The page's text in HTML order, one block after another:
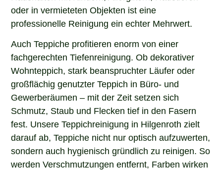
oder in vermieteten Objekten ist eine
professionelle Reinigung ein echter Mehrwert.
Auch Teppiche profitieren enorm von einer
fachgerechten Tiefenreinigung. Ob dekorativer
Wohnteppich, stark beanspruchter Läufer oder
großflächig genutzter Teppich in Büro- und
Gewerberäumen – mit der Zeit setzen sich
Schmutz, Staub und Flecken tief in den Fasern
fest. Unsere Teppichreinigung in Hilgenroth zielt
darauf ab, Teppiche nicht nur optisch aufzuwerten,
sondern auch hygienisch gründlich zu reinigen. So
werden Verschmutzungen entfernt, Farben wirken